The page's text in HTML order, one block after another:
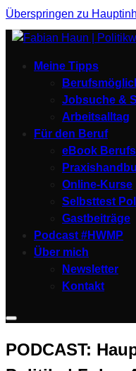
Überspringen zu
Meine Tipps
Jobsuche &
Arbeitsalltag
Für den Beruf
eBook
Online-Kurse
Selbsttest
Gastbeiträge
Podcast #HWMP
Über mich
Newsletter
Kontakt
PODCAST: